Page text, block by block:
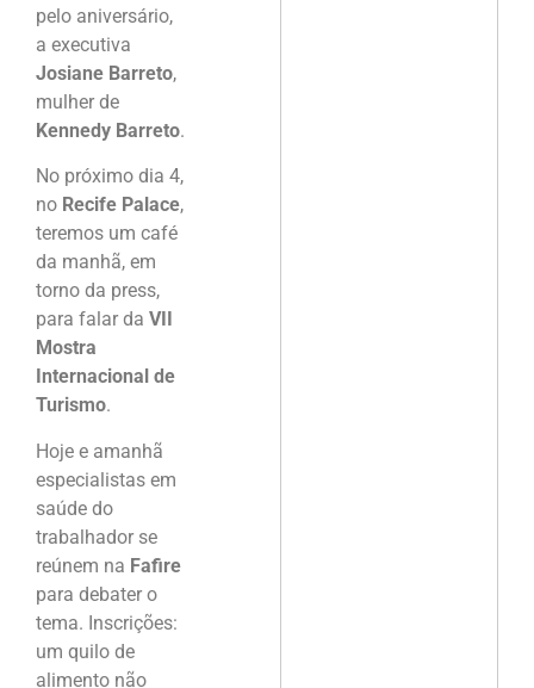
pelo aniversário,
a executiva
Josiane Barreto,
mulher de
Kennedy Barreto.
No próximo dia 4,
no Recife Palace,
teremos um café
da manhã, em
torno da press,
para falar da VII
Mostra
Internacional de
Turismo.
Hoje e amanhã
especialistas em
saúde do
trabalhador se
reúnem na Fafire
para debater o
tema. Inscrições:
um quilo de
alimento não